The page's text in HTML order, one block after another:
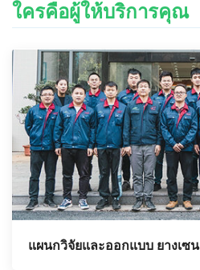
ใครคือผู้ให้บริการคุณ
แผนกวิจัยและออกแบบ ยางเซน